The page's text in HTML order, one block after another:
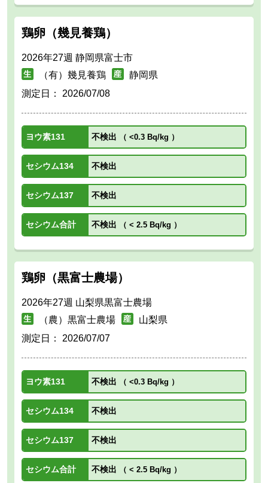
鶏卵（幾見養鶏）
2026年27週 静岡県富士市
（有）幾見養鶏
静岡県
測定日： 2026/07/08
ヨウ素131 不検出 （ <0.3 Bq/kg ）
セシウム134 不検出
セシウム137 不検出
セシウム合計 不検出 （ < 2.5 Bq/kg ）
鶏卵（黒富士農場）
2026年27週 山梨県黒富士農場
（農）黒富士農場
山梨県
測定日： 2026/07/07
ヨウ素131 不検出 （ <0.3 Bq/kg ）
セシウム134 不検出
セシウム137 不検出
セシウム合計 不検出 （ < 2.5 Bq/kg ）